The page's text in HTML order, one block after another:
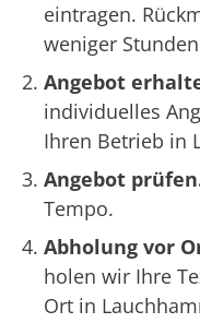
eintragen.
weniger
Angebot
individuelles
Ihren Betrieb in
Angebot
Tempo.
Abholung vor
holen wir Ihre
Ort in